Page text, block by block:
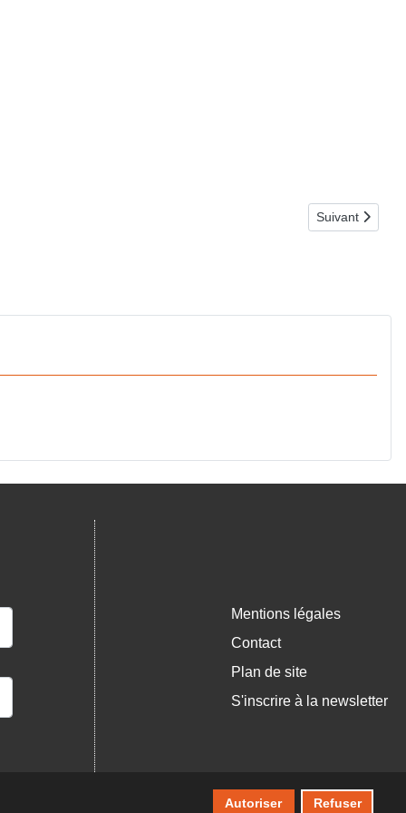
Autoriser Refuser
Article suivant :
Suivant
Mentions légales
Contact
Plan de site
S'inscrire à la newsletter